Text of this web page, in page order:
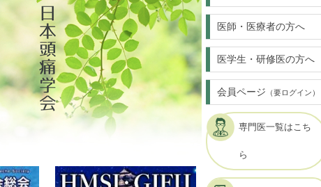
医師・医療者の方へ
医学生・研修医の方へ
会員ページ （要ログイン）
専門医一覧はこち
ら